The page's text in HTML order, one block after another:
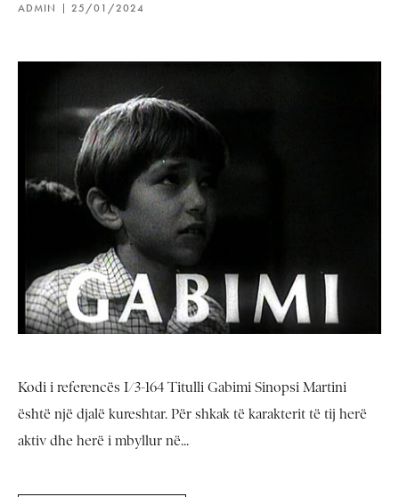
ADMIN 25/01/2024
Kodi i referencës I/3-164 Titulli Gabimi Sinopsi Martini
është një djalë kureshtar. Për shkak të karakterit të tij herë
aktiv dhe herë i mbyllur në...